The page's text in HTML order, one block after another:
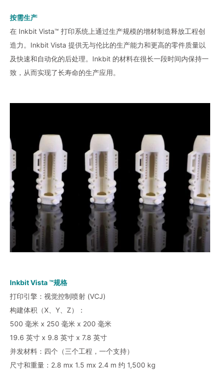
按需生产
在 Inkbit Vista™ 打印系统上通过生产规模的增材制造释放工程创
造力。Inkbit Vista 提供无与伦比的生产能力和更高的零件质量以
及快速和自动化的后处理。Inkbit 的材料在很长一段时间内保持一
致，从而实现了长寿命的生产应用。
Inkbit Vista ™规格
打印引擎：视觉控制喷射 (VCJ)
构建体积（X、Y、Z）：
500 毫米 x 250 毫米 x 200 毫米
19.6 英寸 x 9.8 英寸 x 7.8 英寸
并发材料：四个（三个工程，一个支持）
尺寸和重量：2.8 mx 1.5 mx 2.4 m 约 1,500 kg